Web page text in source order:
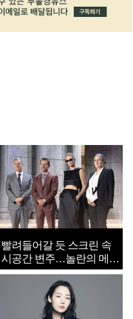
빨려들어갈 듯 스크린 속
시공간 변주…놀란의 메시
지는 ‘전쟁 속죄’